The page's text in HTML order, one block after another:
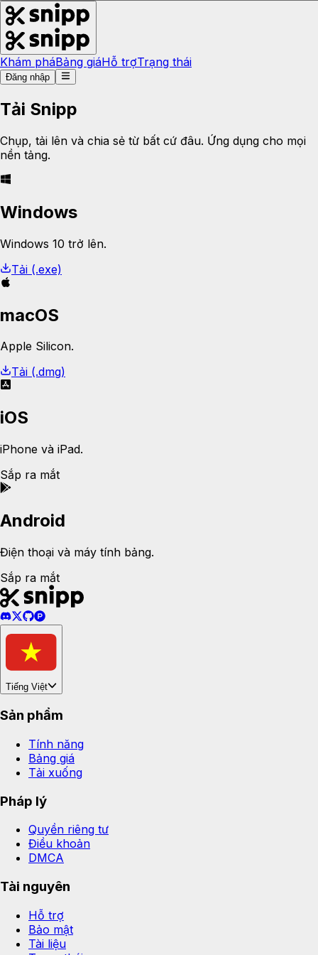
Khám pháBảng giáHỗ trợTrạng thái
Đăng nhập
Tải Snipp
Chụp, tải lên và chia sẻ từ bất cứ đâu. Ứng dụng cho mọi
nền tảng.
Windows
Windows 10 trở lên.
Tải (.exe)
macOS
Apple Silicon.
Tải (.dmg)
iOS
iPhone và iPad.
Sắp ra mắt
Android
Điện thoại và máy tính bảng.
Sắp ra mắt
Tiếng Việt
Sản phẩm
Tính năng
Bảng giá
Tải xuống
Pháp lý
Quyền riêng tư
Điều khoản
DMCA
Tài nguyên
Hỗ trợ
Bảo mật
Tài liệu